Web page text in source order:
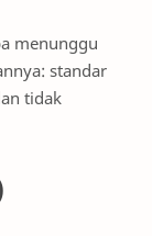
menunggu
standar
tidak